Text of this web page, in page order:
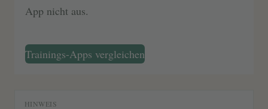
App nicht aus.
Trainings-Apps vergleichen
HINWEIS